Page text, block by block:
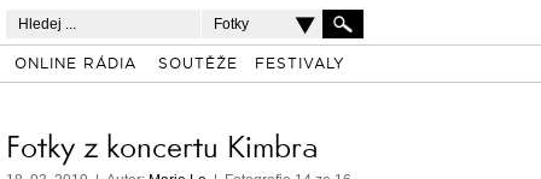
Fotky
ONLINE RÁDIA SOUTĚŽE FESTIVALY
Fotky z koncertu Kimbra